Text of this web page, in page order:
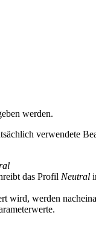
werden.
verwendete
das Profil Neutral
wird, werden